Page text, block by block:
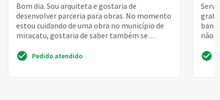
Bom dia. Sou arquiteta e gostaria de
desenvolver parceria para obras. No momento
estou cuidando de uma obra no município de
miracatu, gostaria de saber também se
Pedido atendido
não